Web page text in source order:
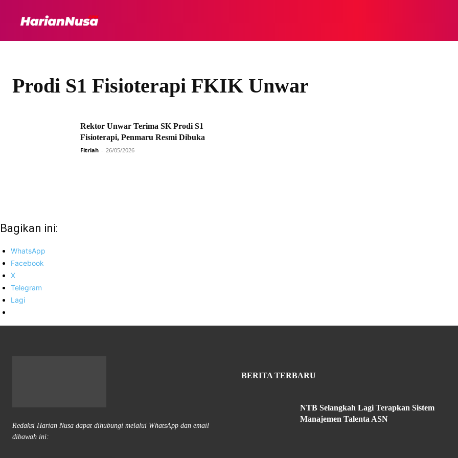
Prodi S1 Fisioterapi FKIK Unwar
Rektor Unwar Terima SK Prodi S1
Fisioterapi, Penmaru Resmi Dibuka
Fitriah - 26/05/2026
Bagikan ini:
WhatsApp
Facebook
X
Telegram
Lagi
Redaksi Harian Nusa dapat dihubungi melalui WhatsApp dan email
dibawah ini:
BERITA TERBARU
NTB Selangkah Lagi Terapkan Sistem
Manajemen Talenta ASN